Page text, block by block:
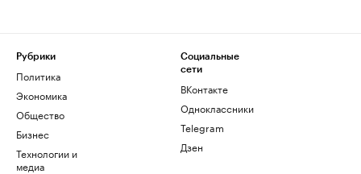
Рубрики
Политика
Экономика
Общество
Бизнес
Технологии и
медиа
Социальные
сети
ВКонтакте
Одноклассники
Telegram
Дзен